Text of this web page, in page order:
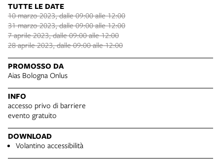
TUTTE LE DATE
10 marzo 2023, dalle 09:00 alle 12:00
31 marzo 2023, dalle 09:00 alle 12:00
7 aprile 2023, dalle 09:00 alle 12:00
28 aprile 2023, dalle 09:00 alle 12:00
PROMOSSO DA
Aias Bologna Onlus
INFO
accesso privo di barriere
evento gratuito
DOWNLOAD
Volantino accessibilità